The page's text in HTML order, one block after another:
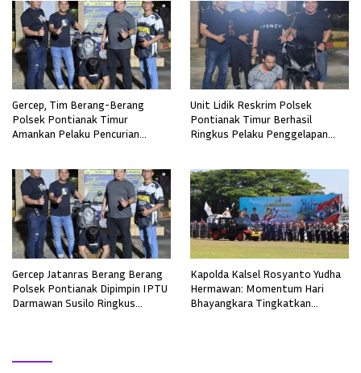
Gercep, Tim Berang-Berang
Polsek Pontianak Timur
Amankan Pelaku Pencurian
Unit Lidik Reskrim Polsek
Pontianak Timur Berhasil
Ringkus Pelaku Penggelapan
Gercep Jatanras Berang Berang
Polsek Pontianak Dipimpin IPTU
Darmawan Susilo Ringkus
Kapolda Kalsel Rosyanto Yudha
Hermawan: Momentum Hari
Bhayangkara Tingkatkan